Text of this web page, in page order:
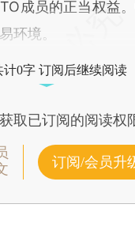
成员的正当权益
环境。
计0字 订阅后继续阅读
取已订阅的阅读权
订阅/会员升